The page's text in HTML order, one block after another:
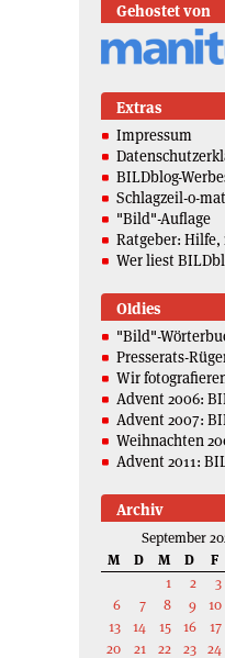
Gehostet von
Extras
Impressum
BILDblog-
Schlagzeil-o-mat
"Bild"-Auflage
Ratgeber:
Wer liest
Oldies
"Bild"-
Presserats-
Wir
Advent 2006:
Advent 2007:
Weihnachten
Advent 2011:
Archiv
September
M
D M D F
1
2 3
6
7 8 9 10
13
14 15 16 17
20
21 22 23 24